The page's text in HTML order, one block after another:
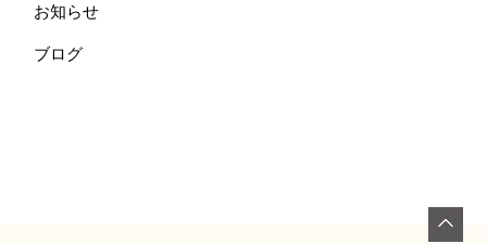
お知らせ
ブログ